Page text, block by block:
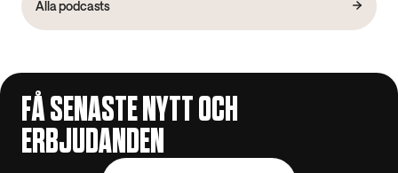
Alla podcasts
FÅ SENASTE NYTT OCH
ERBJUDANDEN